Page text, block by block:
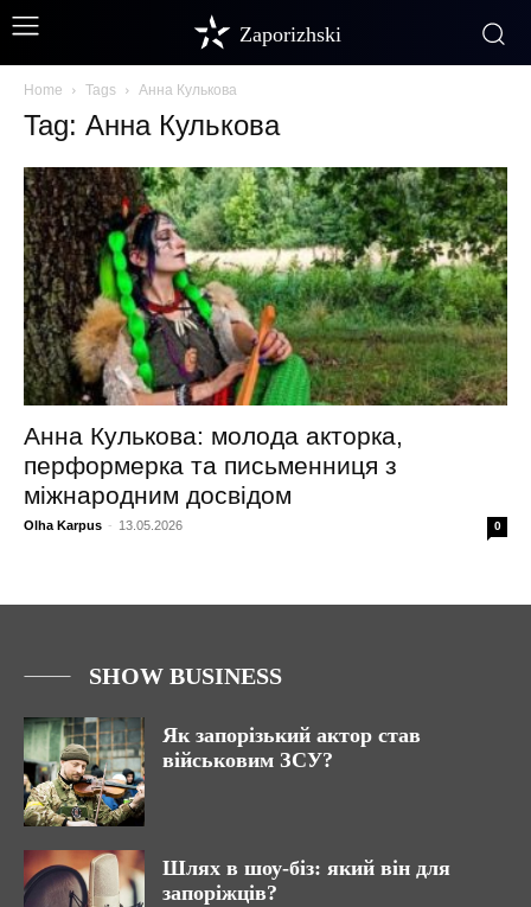
Zaporizhski
Home Tags Анна Кулькова
Tag: Анна Кулькова
Анна Кулькова: молода акторка,
перформерка та письменниця з
міжнародним досвідом
Olha Karpus - 13.05.2026 0
SHOW BUSINESS
Як запорізький актор став
військовим ЗСУ?
Шлях в шоу-біз: який він для
запоріжців?